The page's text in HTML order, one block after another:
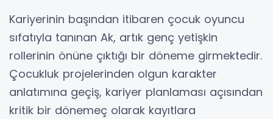
Kariyerinin başından itibaren çocuk oyuncu
sıfatıyla tanınan Ak, artık genç yetişkin
rollerinin önüne çıktığı bir döneme girmektedir.
Çocukluk projelerinden olgun karakter
anlatımına geçiş, kariyer planlaması açısından
kritik bir dönemeç olarak kayıtlara